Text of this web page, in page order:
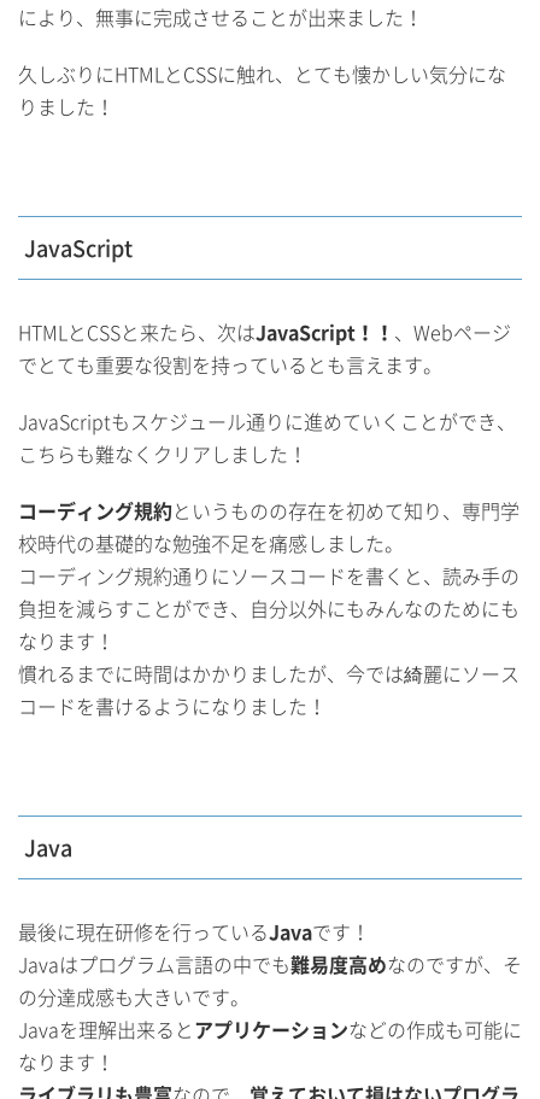
により、無事に完成させることが出来ました！
久しぶりにHTMLとCSSに触れ、とても懐かしい気分にな
りました！
JavaScript
HTMLとCSSと来たら、次はJavaScript！！ 、Webページ
でとても重要な役割を持っているとも言えます。
JavaScriptもスケジュール通りに進めていくことができ、
こちらも難なくクリアしました！
コーディング規約というものの存在を初めて知り、専門学
校時代の基礎的な勉強不足を痛感しました。
コーディング規約通りにソースコードを書くと、読み手の
負担を減らすことができ、自分以外にもみんなのためにも
なります！
慣れるまでに時間はかかりましたが、今では綺麗にソース
コードを書けるようになりました！
Java
最後に現在研修を行っているJavaです！
Javaはプログラム言語の中でも難易度高めなのですが、そ
の分達成感も大きいです。
Javaを理解出来るとアプリケーションなどの作成も可能に
なります！